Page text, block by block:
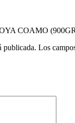
COAMO
publicada. Los